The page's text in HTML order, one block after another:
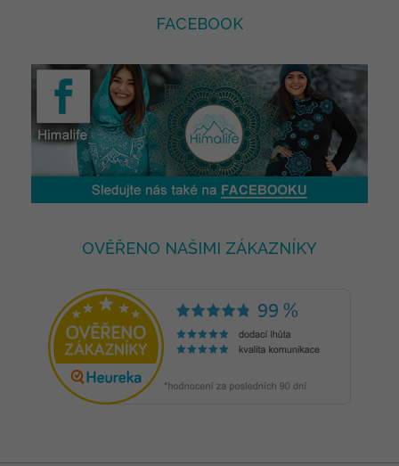
FACEBOOK
OVĚŘENO NAŠIMI ZÁKAZNÍKY